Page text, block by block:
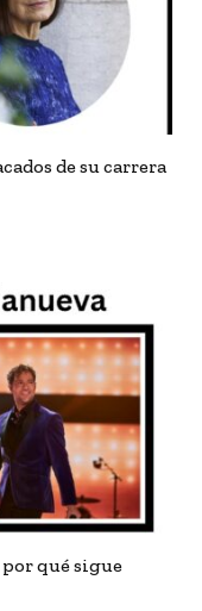
de su carrera
qué sigue